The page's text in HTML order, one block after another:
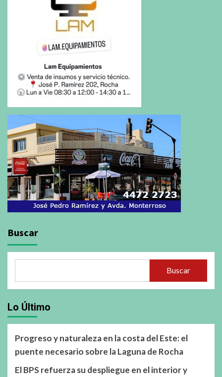
Buscar
Buscar
Lo Último
Progreso y naturaleza en la costa del Este: el
puente necesario sobre la Laguna de Rocha
El BPS refuerza su despliegue en el interior y